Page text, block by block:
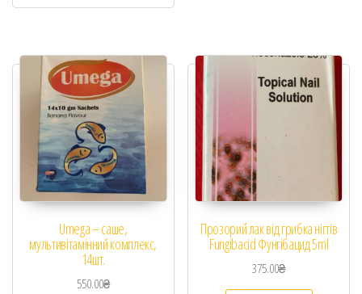
Umega – саше,
мультивітамінний комплекс,
14шт.
550.00₴
Прозорий лак від грибка нігтів
Fungibacid Фунгібацид 5ml
375.00₴